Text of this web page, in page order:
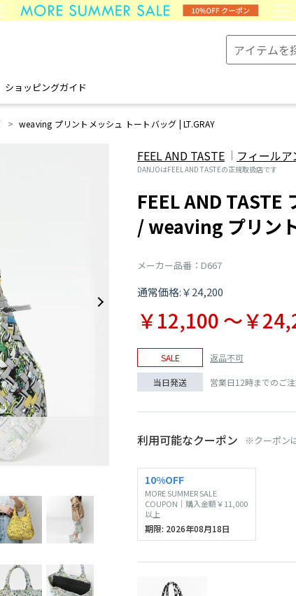
ショッピングガイド
weaving プリントメッシュ トートバッグ | LT.GRAY
SOLD
FEEL AND TASTE フィール
DANJOはFEEL AND TASTEの正規取扱店です
FEEL AND TASTE
/ weaving プリン
メーカー品番：D667
通常価格:￥24,200
￥12,100 〜￥
SALE 返品不可
当日発送 営業日12時までのご
利用可能なクーポン ※クーポン
10%OFF
MORE SUMMER SALE
COUPON｜購入金額￥11,000
以上
期限: 2026年08月18日